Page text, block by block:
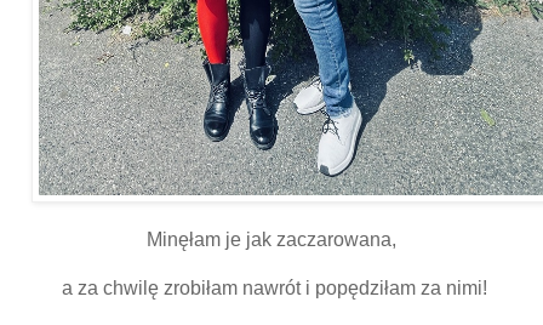
Minęłam je jak zaczarowana,
a za chwilę zrobiłam nawrót i popędziłam za nimi!